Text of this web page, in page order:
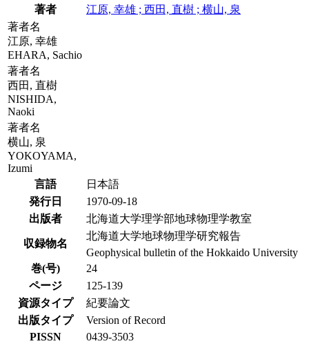
著者
江原, 幸雄 ; 西田, 直樹 ; 横山, 泉
著者名
江原, 幸雄
EHARA, Sachio
著者名
西田, 直樹
NISHIDA,
Naoki
著者名
横山, 泉
YOKOYAMA,
Izumi
言語
日本語
発行日
1970-09-18
出版者
北海道大学理学部地球物理学教室
収録物名
北海道大学地球物理学研究報告
Geophysical bulletin of the Hokkaido University
巻(号)
24
ページ
125-139
資源タイプ
紀要論文
出版タイプ
Version of Record
PISSN
0439-3503